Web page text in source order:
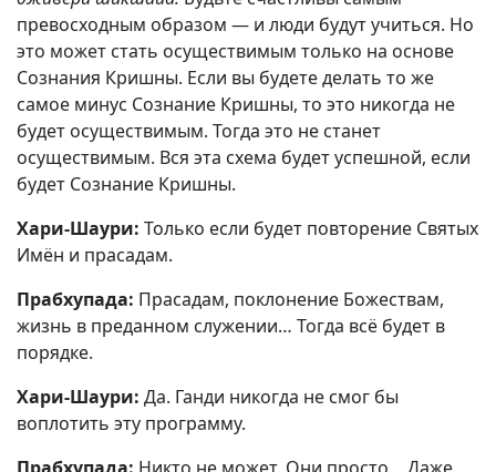
превосходным образом — и люди будут учиться. Но
это может стать осуществимым только на основе
Сознания Кришны. Если вы будете делать то же
самое минус Сознание Кришны, то это никогда не
будет осуществимым. Тогда это не станет
осуществимым. Вся эта схема будет успешной, если
будет Сознание Кришны.
Хари-Шаури: Только если будет повторение Святых
Имён и прасадам.
Прабхупада: Прасадам, поклонение Божествам,
жизнь в преданном служении… Тогда всё будет в
порядке.
Хари-Шаури: Да. Ганди никогда не смог бы
воплотить эту программу.